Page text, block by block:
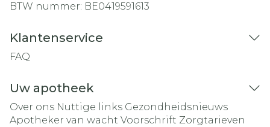
BTW nummer: BE0419591613
Klantenservice
FAQ
Uw apotheek
Over ons Nuttige links Gezondheidsnieuws
Apotheker van wacht Voorschrift Zorgtarieven